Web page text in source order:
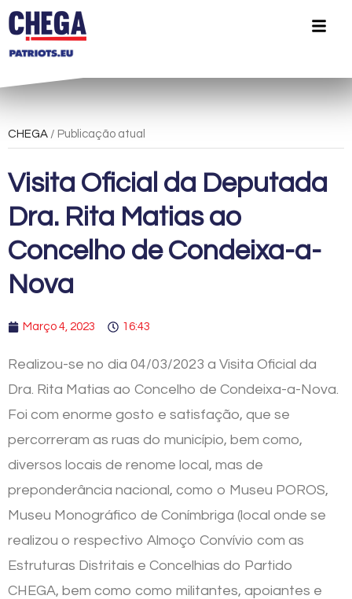
CHEGA / Publicação atual
Visita Oficial da Deputada
Dra. Rita Matias ao
Concelho de Condeixa-a-
Nova
Março 4, 2023 16:43
Realizou-se no dia 04/03/2023 a Visita Oficial da
Dra. Rita Matias ao Concelho de Condeixa-a-Nova.
Foi com enorme gosto e satisfação, que se
percorreram as ruas do município, bem como,
diversos locais de renome local, mas de
preponderância nacional, como o Museu POROS,
Museu Monográfico de Conímbriga (local onde se
realizou o respectivo Almoço Convívio com as
Estruturas Distritais e Concelhias do Partido
CHEGA, bem como como militantes, apoiantes e